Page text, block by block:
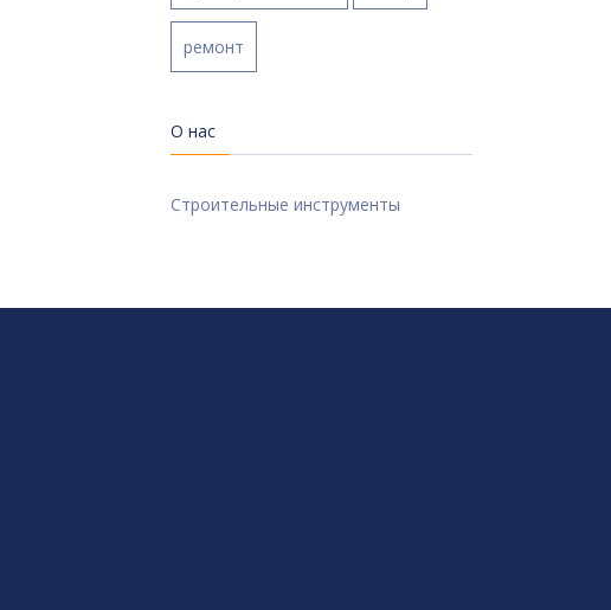
ремонт
О нас
Строительные инструменты